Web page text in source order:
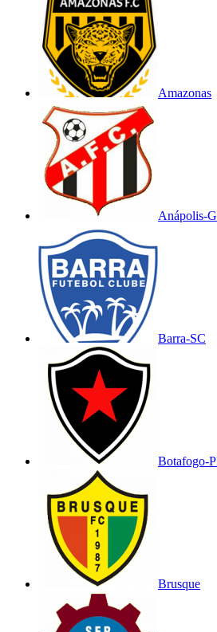
Amazonas
Anápolis-
Barra-SC
Botafogo-
Brusque